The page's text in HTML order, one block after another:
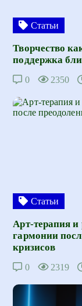
Статьи
Творчество
поддержка
0 2350
Статьи
Арт-терапия и
гармонии
кризисов
0 2319